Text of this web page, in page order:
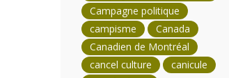
Campagne politique
campisme
Canada
Canadien de Montréal
cancel culture
canicule